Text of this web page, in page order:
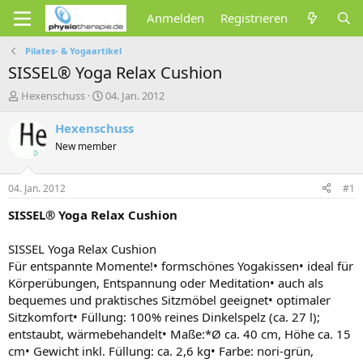
Anmelden Registrieren
Pilates- & Yogaartikel
SISSEL® Yoga Relax Cushion
E
s
t
e
r
Hexenschuss
E
s
e
t
a
04. Jan. 2012
Hexenschuss
New member
04. Jan. 2012 #1
SISSEL® Yoga Relax Cushion
SISSEL Yoga Relax Cushion
Für entspannte Momente!• formschönes Yogakissen• ideal für
Körperübungen, Entspannung oder Meditation• auch als
bequemes und praktisches Sitzmöbel geeignet• optimaler
Sitzkomfort• Füllung: 100% reines Dinkelspelz (ca. 27 l);
entstaubt, wärmebehandelt• Maße:*Ø ca. 40 cm, Höhe ca. 15
cm• Gewicht inkl. Füllung: ca. 2,6 kg• Farbe: nori-grün,